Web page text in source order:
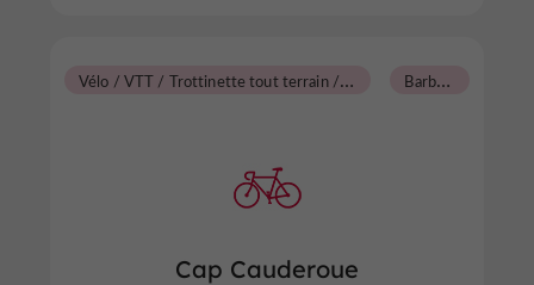
Cap Cauderoue
V
élo / VTT / Trottinette tout terrain / Gyropode B
arbaste